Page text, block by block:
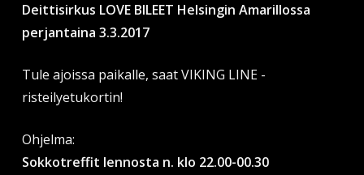
Deittisirkus LOVE BILEET Helsingin Amarillossa
perjantaina 3.3.2017
Tule ajoissa paikalle, saat VIKING LINE -
risteilyetukortin!
Ohjelma:
Sokkotreffit lennosta n. klo 22.00-00.30